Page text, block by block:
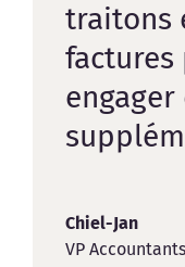
traitons
factures
Chiel-Jan
VP Accountants